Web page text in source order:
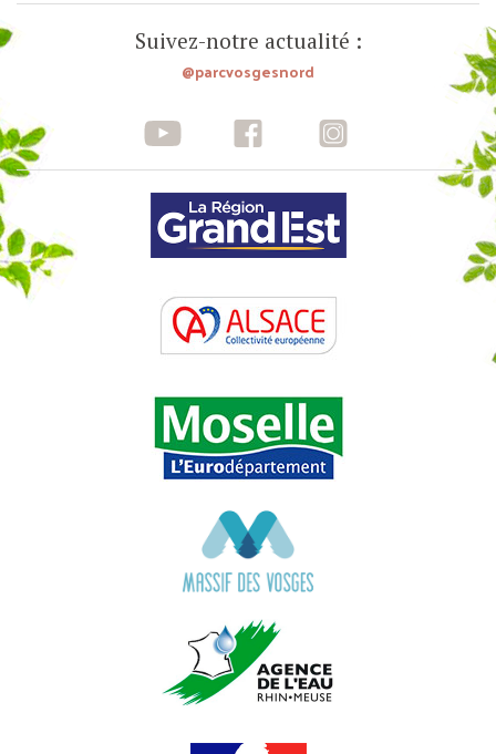
Suivez-notre actualité :
@parcvosgesnord